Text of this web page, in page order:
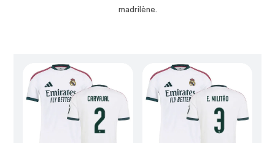
madrilène.